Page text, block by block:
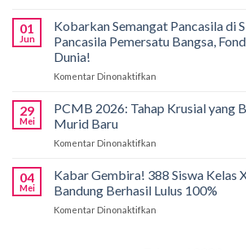
Bandung
Borong
Biology
Akses
Pendidikan,
SMAN
Kuota
Khusus
Sekolah
Penyangga
01
Jun
Kobarkan Semangat Pancasila di
Pancasila Pemersatu Bangsa,
Dunia!
Komentar Dinonaktifkan
Semangat
Pancasila
Bandung:
Pancasila
29
Mei
PCMB 2026: Tahap Krusial yang
Murid Baru
Komentar Dinonaktifkan
2026:
Tahap
Krusial
04
Mei
Kabar Gembira! 388 Siswa Kelas
Bandung Berhasil Lulus 100%
Komentar Dinonaktifkan